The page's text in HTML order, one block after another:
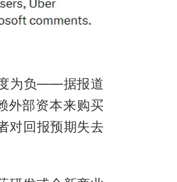
为负——据报道
外部资本来购买
对回报预期失去